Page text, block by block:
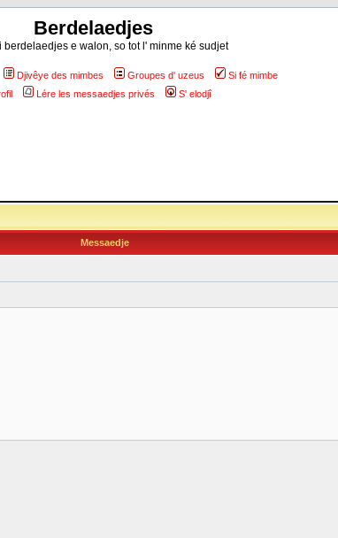
Berdelaedjes
berdelaedjes e walon, so tot l' minme ké sudjet
Djivêye des mimbes Groupes d' uzeus
Si fé mimbe
Lére les messaedjes privés S' elodjî
Messaedje